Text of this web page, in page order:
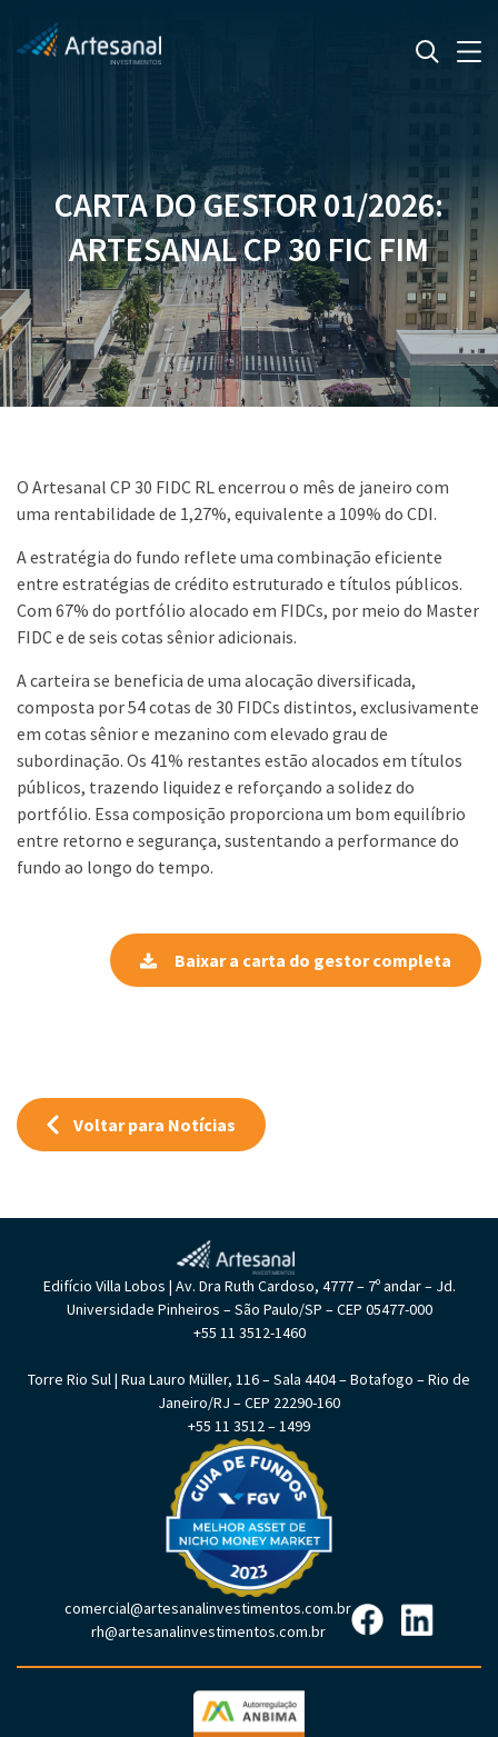
CARTA DO GESTOR 01/2026:
ARTESANAL CP 30 FIC FIM
O Artesanal CP 30 FIDC RL encerrou o mês de janeiro com
uma rentabilidade de 1,27%, equivalente a 109% do CDI.
A estratégia do fundo reflete uma combinação eficiente
entre estratégias de crédito estruturado e títulos públicos.
Com 67% do portfólio alocado em FIDCs, por meio do Master
FIDC e de seis cotas sênior adicionais.
A carteira se beneficia de uma alocação diversificada,
composta por 54 cotas de 30 FIDCs distintos, exclusivamente
em cotas sênior e mezanino com elevado grau de
subordinação. Os 41% restantes estão alocados em títulos
públicos, trazendo liquidez e reforçando a solidez do
portfólio. Essa composição proporciona um bom equilíbrio
entre retorno e segurança, sustentando a performance do
fundo ao longo do tempo.
Baixar a carta do gestor completa
Voltar para Notícias
Edifício Villa Lobos | Av. Dra Ruth Cardoso, 4777 – 7º andar – Jd.
Universidade Pinheiros – São Paulo/SP – CEP 05477-000
+55 11 3512-1460
Torre Rio Sul | Rua Lauro Müller, 116 – Sala 4404 – Botafogo – Rio de
Janeiro/RJ – CEP 22290-160
+55 11 3512 – 1499
comercial@artesanalinvestimentos.com.br
rh@artesanalinvestimentos.com.br